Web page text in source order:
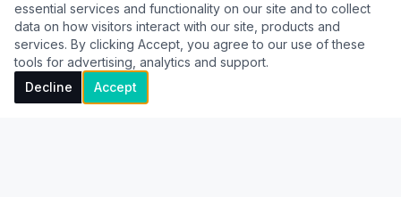
Solicitar información
Ver programa académico
essential services and functionality on our site and to collect
data on how visitors interact with our site, products and
services. By clicking Accept, you agree to our use of these
tools for advertising, analytics and support.
Decline
Accept